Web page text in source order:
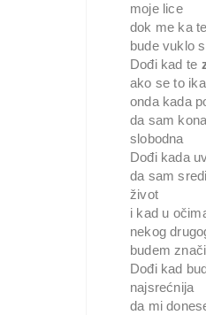
moje lice
dok me ka
bude vuklo
Dođi kad te
ako se to
onda kada
da sam
slobodna
Dođi kada
da sam
život
i kad u
nekog
budem
Dođi kad
najsrećnija
da mi